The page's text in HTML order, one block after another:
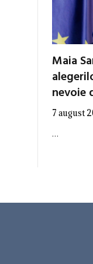
Maia
nevoie
7 august
…